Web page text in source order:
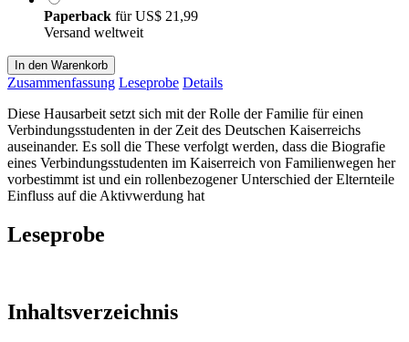
Paperback fürUS$ 21,99
Versand weltweit
In den Warenkorb
Zusammenfassung Leseprobe Details
Diese Hausarbeit setzt sich mit der Rolle der Familie für einen
Verbindungsstudenten in der Zeit des Deutschen Kaiserreichs
auseinander. Es soll die These verfolgt werden, dass die Biografie
eines Verbindungsstudenten im Kaiserreich von Familienwegen her
vorbestimmt ist und ein rollenbezogener Unterschied der Elternteile
Einfluss auf die Aktivwerdung hat
Leseprobe
Inhaltsverzeichnis